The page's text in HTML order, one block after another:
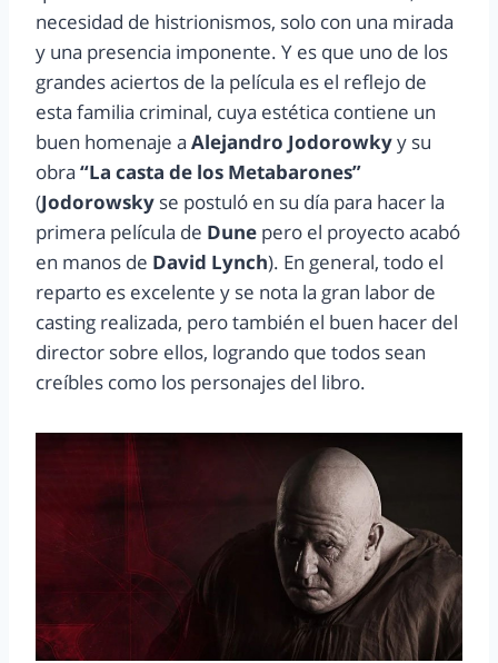
necesidad de histrionismos, solo con una mirada
y una presencia imponente. Y es que uno de los
grandes aciertos de la película es el reflejo de
esta familia criminal, cuya estética contiene un
buen homenaje a Alejandro Jodorowkyy su
obra “La casta de los Metabarones”
(Jodorowsky se postuló en su día para hacer la
primera película de Dune pero el proyecto acabó
en manos de David Lynch). En general, todo el
reparto es excelente y se nota la gran labor de
casting realizada, pero también el buen hacer del
director sobre ellos, logrando que todos sean
creíbles como los personajes del libro.